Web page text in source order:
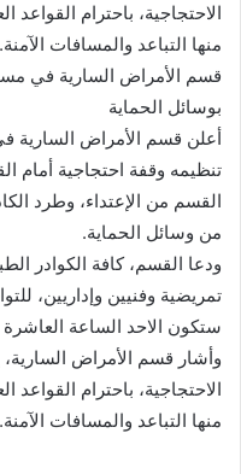
الاحتجاجية، باحترام
منها التباعد والمسافات الآمنة.
قسم الأمراض السارية في
بوسائل الحماية
أعلن قسم الأمراض
تنظيمه وقفة احتجاجية أمام
القسم من الإعتداء، وطرد
من وسائل الحماية.
ودعا القسم، كافة الكوادر
تمريضية وفنيين وإداريين،
ستكون الاحد الساعة
وأشار قسم الأمراض
الاحتجاجية، باحترام
منها التباعد والمسافات الآمنة.